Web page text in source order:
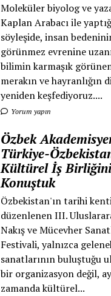
Moleküler biyolog ve
Kaplan Arabacı ile
söyleşide, insan
görünmez evrenine
bilimin karmaşık
merakın ve hayranlığın
yeniden keşfediyoruz....
Yorum yapın
Özbek
Türkiye-
Kültürel İş
Konuştuk
Özbekistan'ın tarihi
düzenlenen III.
Nakış ve Mücevher
Festivali, yalnızca
sanatlarının buluştuğu
bir organizasyon değil,
zamanda kültürel...